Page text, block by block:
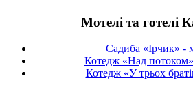
Мотелі та готелі
Садиба «Ірчик» -
Котедж «Над потоком»
Котедж «У трьох